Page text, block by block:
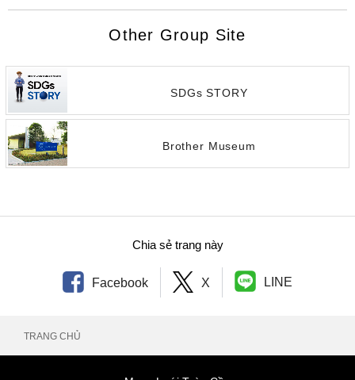
Other Group Site
SDGs STORY
Brother Museum
Chia sẻ trang này
Facebook X LINE
TRANG CHỦ